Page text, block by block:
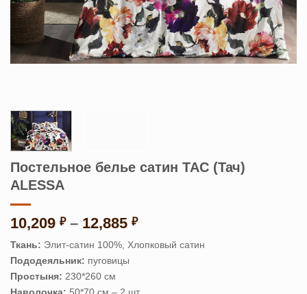
Постельное белье сатин TAC (Тач)
ALESSA
10,209 ₽ – 12,885 ₽Диапазон
10,209 ₽
Ткань: Элит-сатин 100%, Хлопковый сатин
Пододеяльник: пуговицы
Простыня: 230*260 см